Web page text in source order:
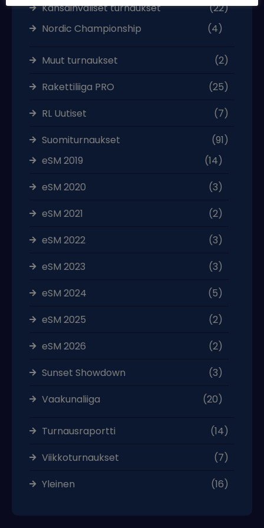
Kansainväliset turnaukset
(22)
Nordic Championship
(4)
Muut turnaukset
(2)
Rakettiliiga PRO
(25)
RL Uutiset
(7)
Suomiturnaukset
(91)
eSM 2019
(14)
eSM 2020
(3)
eSM 2021
(2)
eSM 2022
(3)
eSM 2023
(3)
eSM 2024
(5)
eSM 2025
(2)
eSM 2026
(2)
Sunset Showdown
(3)
Vaakunaliiga
(20)
Turnausraportti
(14)
Viikkoturnaukset
(7)
Yleinen
(16)